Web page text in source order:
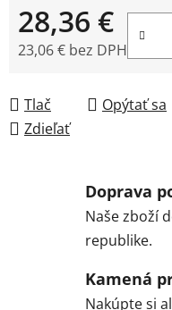
28,36 €
23,06 € bez DPH
Tlač Opýtať sa
Zdieľať
Doprava
Naše zboží
republike.
Kamená
Nakúpte si